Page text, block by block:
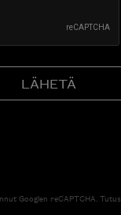
Googlen reCAPTCHA.